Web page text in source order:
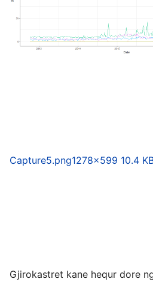
Capture5.png1278×599 10.4
Gjirokastret kane hequr dore